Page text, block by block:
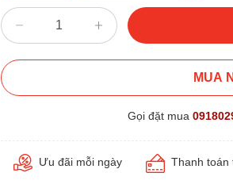
MUA
Gọi đặt mua
Ưu đãi mỗi ngày Thanh toán